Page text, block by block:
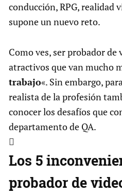
conducción, RPG, realidad
supone un nuevo reto.
Como ves, ser probador de
atractivos que van mucho
trabajo«. Sin embargo,
realista de la profesión
conocer los desafíos que
departamento de QA.

Los 5
probador de